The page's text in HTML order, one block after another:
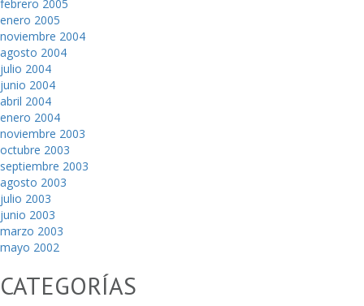
febrero 2005
enero 2005
noviembre 2004
agosto 2004
julio 2004
junio 2004
abril 2004
enero 2004
noviembre 2003
octubre 2003
septiembre 2003
agosto 2003
julio 2003
junio 2003
marzo 2003
mayo 2002
CATEGORÍAS